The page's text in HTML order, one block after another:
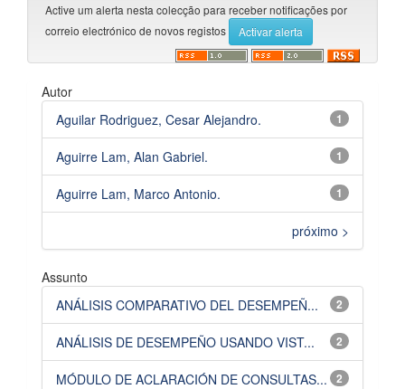
Active um alerta nesta colecção para receber notificações por
correio electrónico de novos registos
Autor
1
Aguilar Rodriguez, Cesar Alejandro.
1
Aguirre Lam, Alan Gabriel.
1
Aguirre Lam, Marco Antonio.
próximo >
Assunto
2
ANÁLISIS COMPARATIVO DEL DESEMPEÑ...
2
ANÁLISIS DE DESEMPEÑO USANDO VIST...
2
MÓDULO DE ACLARACIÓN DE CONSULTAS...